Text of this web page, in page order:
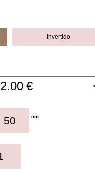
Invertido
cm.